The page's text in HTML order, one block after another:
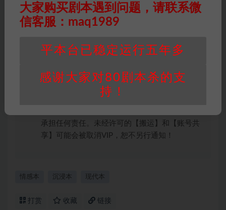
件通知并提供相关证实资料至邮箱
448271243@qq.com，如若情况属实，我们将
积分说明∶剧本杀下载所需积分非剧本杀资源自
站整理资料的时间成本及网站运营所需支出费
用。
∶任何情况下，本站及相关人士对于访
承担任何责任。未经许可的【搬运】和【账号共
享】可能会被取消VIP，恕不另行通知！
情感本 沉浸本 现代本
打赏 收藏 链接
大家购买剧本遇到问题，请联系微
信客服：maq1989
平本台已稳定运行五年多
感谢大家对80剧本杀的支
持！